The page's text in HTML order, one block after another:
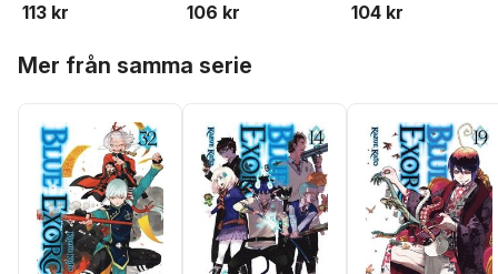
113 kr 106 kr 104 kr
Mer från samma serie